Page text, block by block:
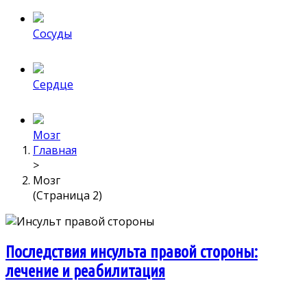
Сосуды
Сердце
Мозг
Главная
>
Мозг
(Страница 2)
Последствия инсульта правой стороны:
лечение и реабилитация